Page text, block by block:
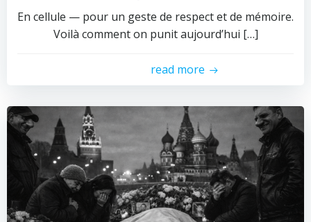
En cellule — pour un geste de respect et de mémoire.
Voilà comment on punit aujourd’hui […]
read more